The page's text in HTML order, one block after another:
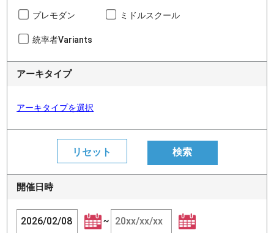
プレモダン ミドルスクール
統率者Variants
アーキタイプ
アーキタイプを選択
開催日時
~